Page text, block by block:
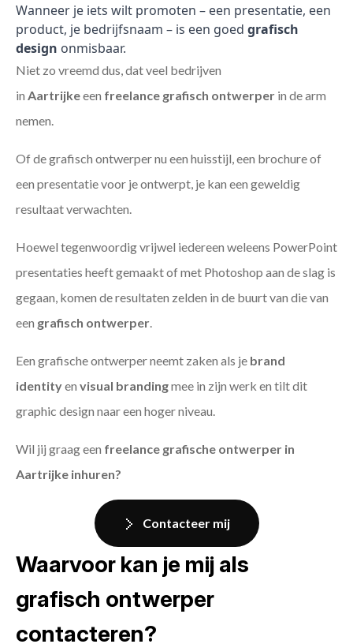
Wanneer je iets wilt promoten – een presentatie, een
product, je bedrijfsnaam – is een goed grafisch
design onmisbaar.
Niet zo vreemd dus, dat veel bedrijven
in Aartrijkeeen freelance grafisch ontwerper in de arm
nemen.
Of de grafisch ontwerper nu een huisstijl, een brochure of
een presentatie voor je ontwerpt, je kan een geweldig
resultaat verwachten.
Hoewel tegenwoordig vrijwel iedereen weleens PowerPoint
presentaties heeft gemaakt of met Photoshop aan de slag is
gegaan, komen de resultaten zelden in de buurt van die van
een grafisch ontwerper
Een grafische ontwerper neemt zaken als je brand
identityen visual brandingmee in zijn werk en tilt dit
graphic design naar een hoger niveau.
Wil jij graag een freelance grafische ontwerper in
Aartrijke inhuren?
Contacteer mij
Waarvoor kan je mij als
grafisch ontwerper
contacteren?